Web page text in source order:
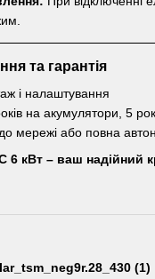
та гарантія
і налаштування
на акумулятори, 5
мережі або повна
6 кВт – ваш надійний
(1)